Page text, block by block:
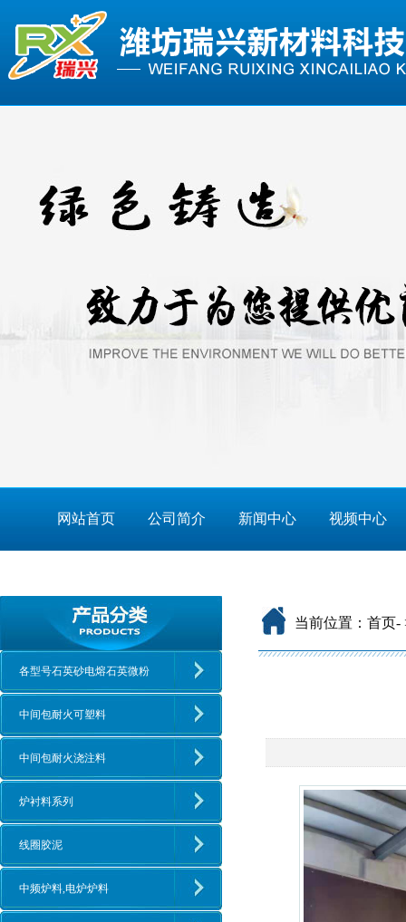
网站首页 公司简介 新闻中心 视频中心
各型号石英砂电熔石英微粉
中间包耐火可塑料
中间包耐火浇注料
炉衬料系列
线圈胶泥
中频炉料,电炉炉料
当前位置： 首页-